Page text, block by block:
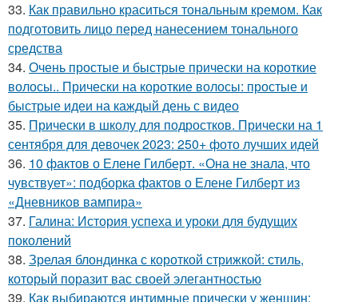
33. Как правильно краситься тональным кремом. Как
подготовить лицо перед нанесением тонального
средства
34. Очень простые и быстрые прически на короткие
волосы.. Прически на короткие волосы: простые и
быстрые идеи на каждый день с видео
35. Прически в школу для подростков. Прически на 1
сентября для девочек 2023: 250+ фото лучших идей
36. 10 фактов о Елене Гилберт. «Она не знала, что
чувствует»: подборка фактов о Елене Гилберт из
«Дневников вампира»
37. Галина: История успеха и уроки для будущих
поколений
38. Зрелая блондинка с короткой стрижкой: стиль,
который поразит вас своей элегантностью
39. Как выбираются интимные прически у женщин: